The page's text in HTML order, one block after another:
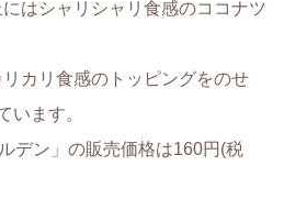
はシャリシャリ食感のココナツ
カリ食感のトッピングをのせ
います。
デン」の販売価格は160円(税